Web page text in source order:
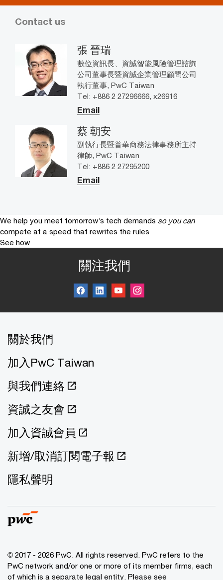
Contact us
張 晉瑞
數位資訊長、資誠智能風險管理諮詢
公司董事長暨資誠企業管理顧問公司
執行董事, PwC Taiwan
Tel: +886 2 27296666, x26916
Email
蔡 朝安
副執行長暨普華商務法律事務所主持
律師, PwC Taiwan
Tel: +886 2 27295200
Email
We help you meet tomorrow’s tech demands so you can
compete at a speed that rewrites the rules
See how
關注我們
關於我們
加入PwC Taiwan
與我們連絡
資誠之友會
加入資誠會員
新增/取消訂閱電子報
隱私聲明
© 2017 - 2026 PwC. All rights reserved. PwC refers to the
PwC network and/or one or more of its member firms, each
of which is a separate legal entity. Please see